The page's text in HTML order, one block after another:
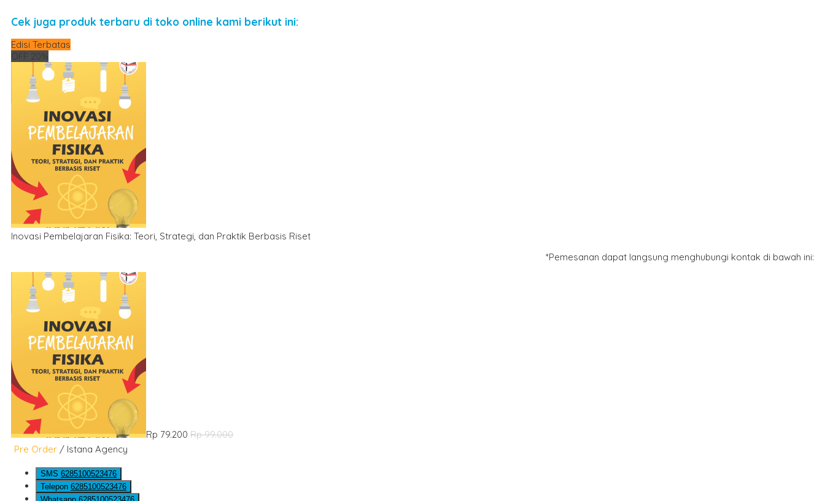
Cek juga produk terbaru di toko online kami berikut ini:
Edisi Terbatas
OFF 20%
Inovasi Pembelajaran Fisika: Teori, Strategi, dan Praktik Berbasis Riset
*Pemesanan dapat langsung menghubungi kontak di bawah ini:
Rp 79.200 Rp 99.000
Pre Order / Istana Agency
SMS 6285100523476
Telepon 6285100523476